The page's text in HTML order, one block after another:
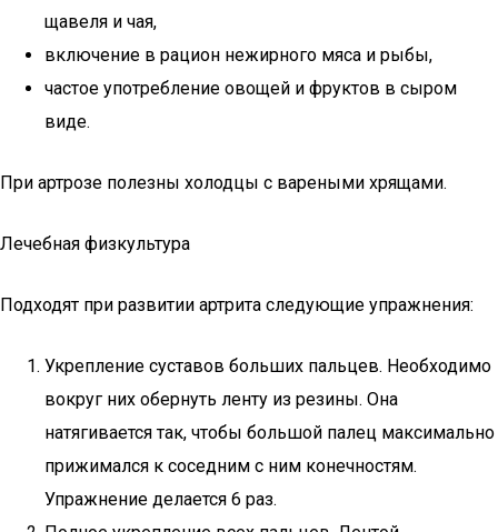
щавеля и чая,
включение в рацион нежирного мяса и рыбы,
частое употребление овощей и фруктов в сыром
виде.
При артрозе полезны холодцы с вареными хрящами.
Лечебная физкультура
Подходят при развитии артрита следующие упражнения:
Укрепление суставов больших пальцев. Необходимо
вокруг них обернуть ленту из резины. Она
натягивается так, чтобы большой палец максимально
прижимался к соседним с ним конечностям.
Упражнение делается 6 раз.